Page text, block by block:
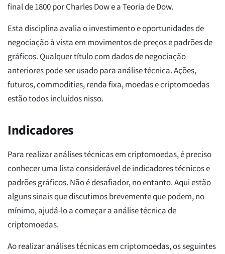
final de 1800 por Charles Dow e a Teoria de Dow.
Esta disciplina avalia o investimento e oportunidades de
negociação à vista em movimentos de preços e padrões de
gráficos. Qualquer título com dados de negociação
anteriores pode ser usado para análise técnica. Ações,
futuros, commodities, renda fixa, moedas e criptomoedas
estão todos incluídos nisso.
Indicadores
Para realizar análises técnicas em criptomoedas, é preciso
conhecer uma lista considerável de indicadores técnicos e
padrões gráficos. Não é desafiador, no entanto. Aqui estão
alguns sinais que discutimos brevemente que podem, no
mínimo, ajudá-lo a começar a análise técnica de
criptomoedas.
Ao realizar análises técnicas em criptomoedas, os seguintes